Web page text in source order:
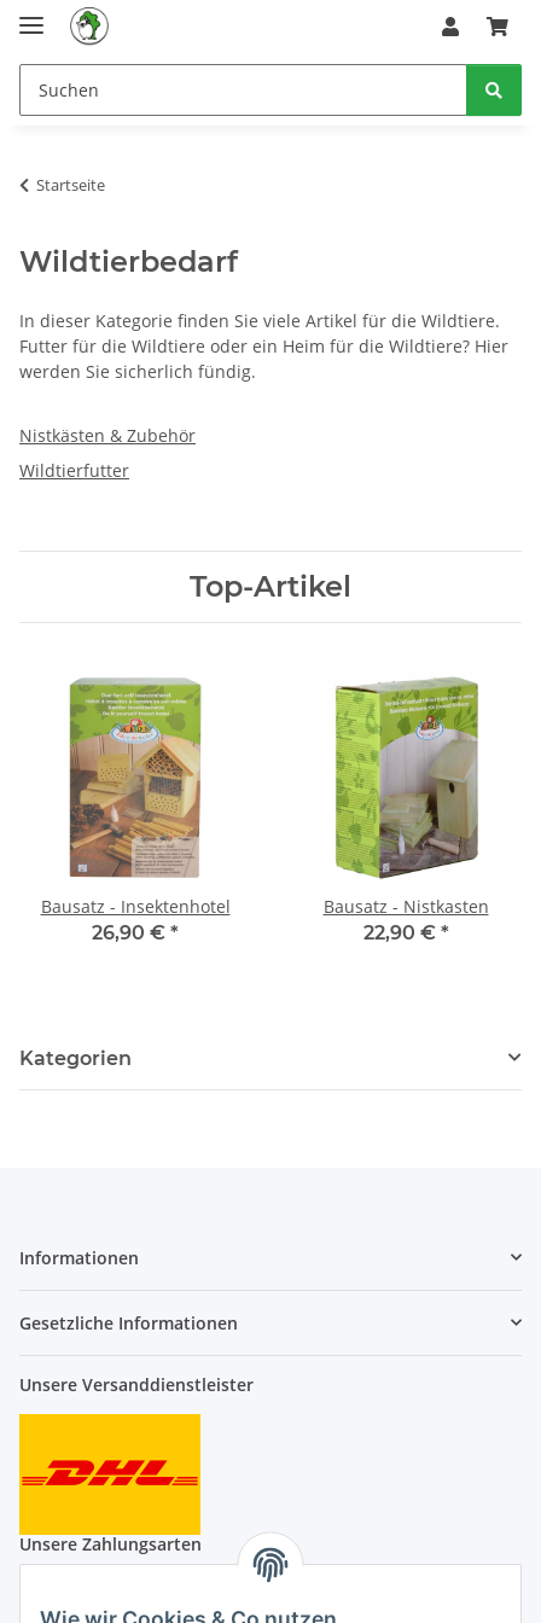
Startseite
Wildtierbedarf
In dieser Kategorie finden Sie viele Artikel für die Wildtiere.
Futter für die Wildtiere oder ein Heim für die Wildtiere? Hier
werden Sie sicherlich fündig.
Nistkästen & Zubehör
Wildtierfutter
Top-Artikel
Bausatz - Insektenhotel
26,90 € *
Bausatz - Nistkasten
22,90 € *
Kategorien
Informationen
Gesetzliche Informationen
Unsere Versanddienstleister
Unsere Zahlungsarten